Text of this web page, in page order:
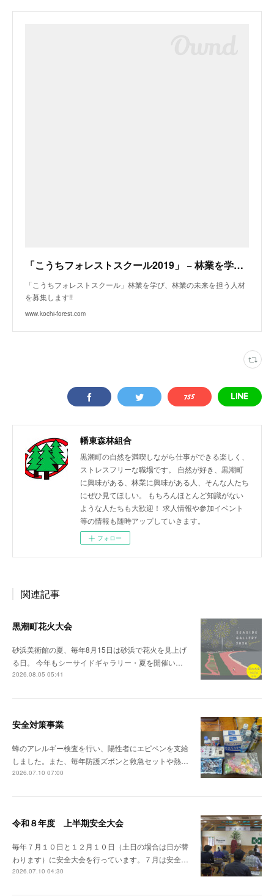
「こうちフォレストスクール2019」 − 林業を学び、林業の未来を担う人材を募集します!!
「こうちフォレストスクール」林業を学び、林業の未来を担う人材
を募集します!!
www.kochi-forest.com
幡東森林組合
黒潮町の自然を満喫しながら仕事ができる楽しく、
ストレスフリーな職場です。 自然が好き、黒潮町
に興味がある、林業に興味がある人、そんな人たち
にぜひ見てほしい。 もちろんほとんど知識がない
ような人たちも大歓迎！ 求人情報や参加イベント
等の情報も随時アップしていきます。
フォロー
関連記事
黒潮町花火大会
砂浜美術館の夏、毎年8月15日は砂浜で花火を見上げ
る日。 今年もシーサイドギャラリー・夏を開催い…
2026.08.05 05:41
安全対策事業
蜂のアレルギー検査を行い、陽性者にエピペンを支給
しました。また、毎年防護ズボンと救急セットや熱…
2026.07.10 07:00
令和８年度 上半期安全大会
毎年７月１０日と１２月１０日（土日の場合は日が替
わります）に安全大会を行っています。７月は安全…
2026.07.10 04:30